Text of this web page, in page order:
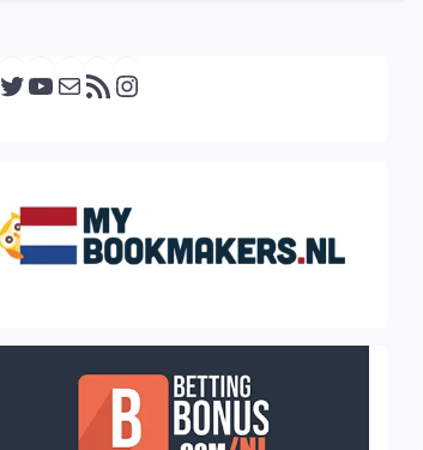
Facebook Twitter YouTube E-mail RSS feed